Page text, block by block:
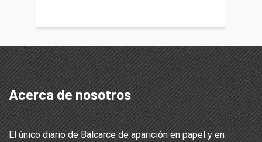
Acerca de nosotros
El único diario de Balcarce de aparición en papel y en